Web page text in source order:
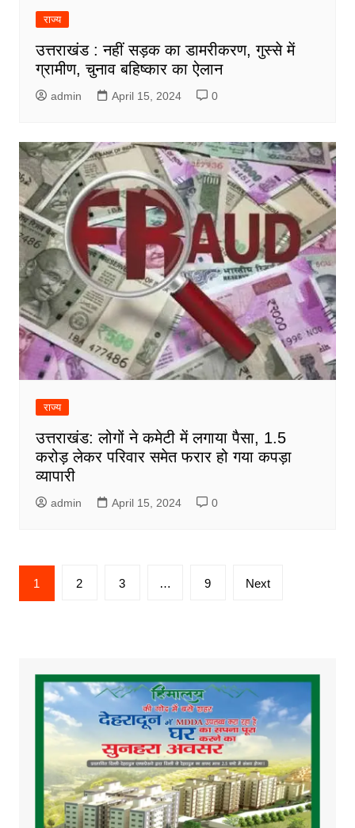
राज्य
उत्तराखंड : नहीं सड़क का डामरीकरण, गुस्से में
ग्रामीण, चुनाव बहिष्कार का ऐलान
admin April 15, 2024 0
राज्य
उत्तराखंड: लोगों ने कमेटी में लगाया पैसा, 1.5
करोड़ लेकर परिवार समेत फरार हो गया कपड़ा
व्यापारी
admin April 15, 2024 0
Posts
pagination
1 2 3 … 9 Next